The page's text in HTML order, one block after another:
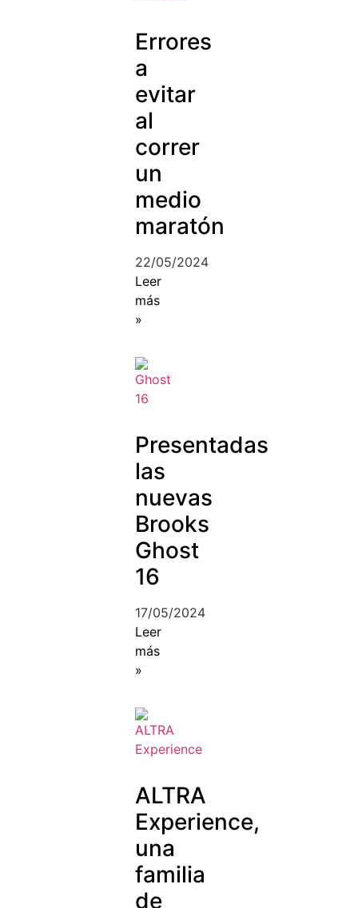
Errores
a
evitar
al
correr
un
medio
maratón
22/05/2024
Leer
más
»
Presentadas
las
nuevas
Brooks
Ghost
16
17/05/2024
Leer
más
»
ALTRA
Experience,
una
familia
de